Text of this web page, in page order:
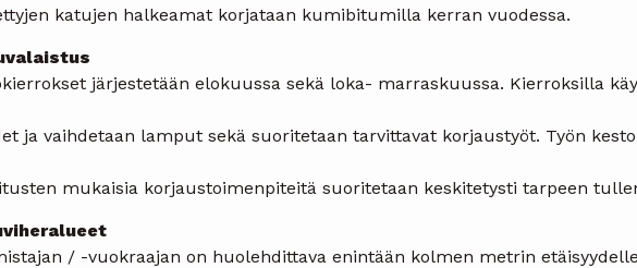
katujen halkeamat korjataan kumibitumilla kerran vuodessa.
järjestetään elokuussa sekä loka- marraskuussa. Kierroksilla
ja vaihdetaan lamput sekä suoritetaan tarvittavat korjaustyöt. Työn
mukaisia korjaustoimenpiteitä suoritetaan keskitetysti tarpeen
/ -vuokraajan on huolehdittava enintään kolmen metrin